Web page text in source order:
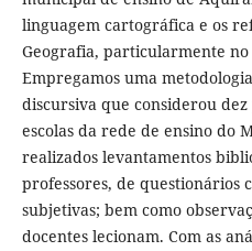
linguagem cartográfica e os
Geografia, particularmente
Empregamos uma
discursiva que considerou
escolas da rede de ensino do
realizados levantamentos
professores, de questionários
subjetivas; bem como
docentes lecionam. Com as